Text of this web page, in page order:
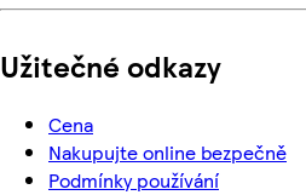
Užitečné odkazy
Cena
Nakupujte online bezpečně
Podmínky používání